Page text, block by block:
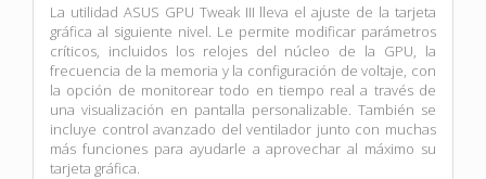
La utilidad ASUS GPU Tweak III lleva el ajuste de la tarjeta
gráfica al siguiente nivel. Le permite modificar parámetros
críticos, incluidos los relojes del núcleo de la GPU, la
frecuencia de la memoria y la configuración de voltaje, con
la opción de monitorear todo en tiempo real a través de
una visualización en pantalla personalizable. También se
incluye control avanzado del ventilador junto con muchas
más funciones para ayudarle a aprovechar al máximo su
tarjeta gráfica.